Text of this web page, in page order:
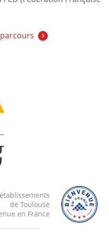
de Toulouse
en France